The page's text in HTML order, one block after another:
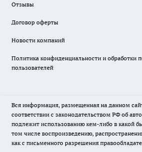
Отзывы
Договор оферты
Новости компаний
Политика конфиденциальности и обработки
пользователей
Вся информация, размещенная на данном
соответствии с законодательством РФ об
подлежит использованию кем-либо в какой
том числе воспроизведению,
как с письменного разрешения